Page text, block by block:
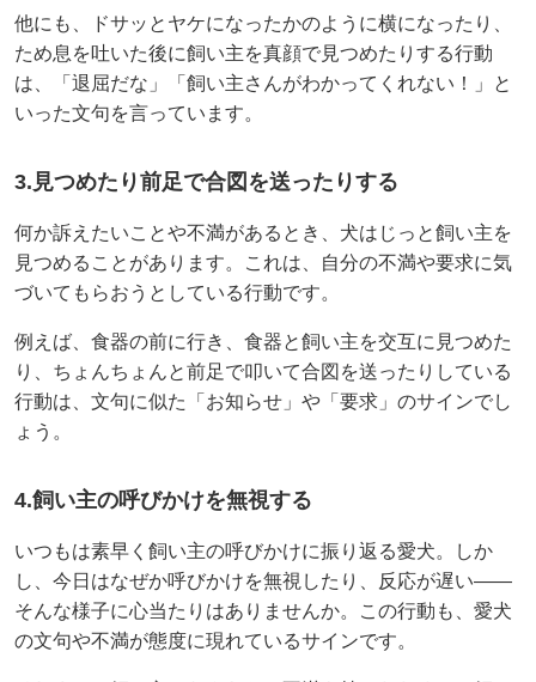
他にも、ドサッとヤケになったかのように横になったり、
ため息を吐いた後に飼い主を真顔で見つめたりする行動
は、「退屈だな」「飼い主さんがわかってくれない！」と
いった文句を言っています。
3.見つめたり前足で合図を送ったりする
何か訴えたいことや不満があるとき、犬はじっと飼い主を
見つめることがあります。これは、自分の不満や要求に気
づいてもらおうとしている行動です。
例えば、食器の前に行き、食器と飼い主を交互に見つめた
り、ちょんちょんと前足で叩いて合図を送ったりしている
行動は、文句に似た「お知らせ」や「要求」のサインでし
ょう。
4.飼い主の呼びかけを無視する
いつもは素早く飼い主の呼びかけに振り返る愛犬。しか
し、今日はなぜか呼びかけを無視したり、反応が遅い——
そんな様子に心当たりはありませんか。この行動も、愛犬
の文句や不満が態度に現れているサインです。